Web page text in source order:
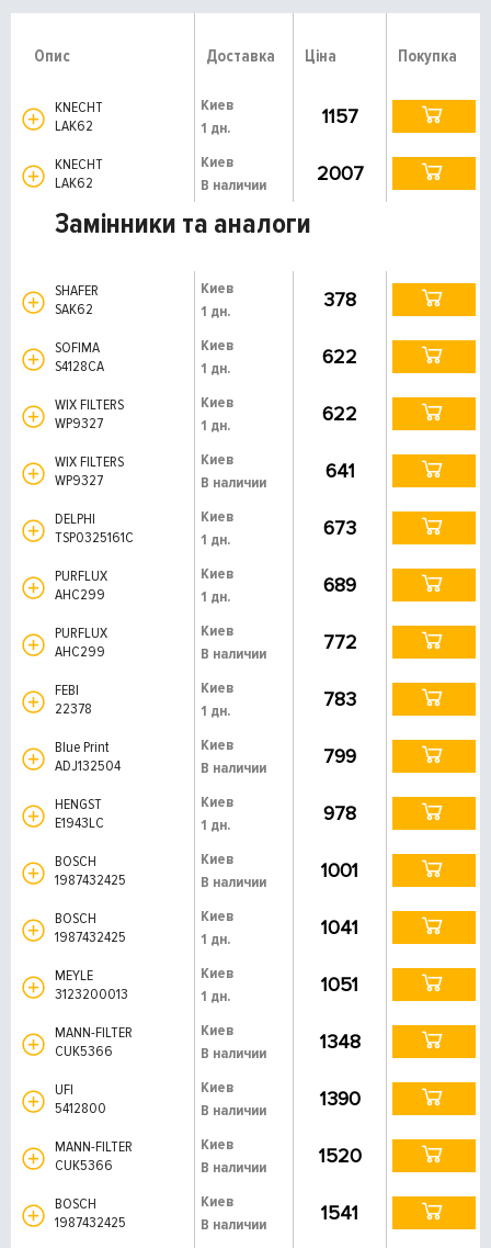
Опис Доставка Ціна Покупка
KNECHT
LAK62
Киев
1 дн.
1157
KNECHT
LAK62
Киев
В наличии
2007
Замінники та аналоги
SHAFER
SAK62
Киев
1 дн.
378
SOFIMA
S4128CA
Киев
1 дн.
622
WIX FILTERS
WP9327
Киев
1 дн.
622
WIX FILTERS
WP9327
Киев
В наличии
641
DELPHI
TSP0325161C
Киев
1 дн.
673
PURFLUX
AHC299
Киев
1 дн.
689
PURFLUX
AHC299
Киев
В наличии
772
FEBI
22378
Киев
1 дн.
783
Blue Print
ADJ132504
Киев
В наличии
799
HENGST
E1943LC
Киев
1 дн.
978
BOSCH
1987432425
Киев
В наличии
1001
BOSCH
1987432425
Киев
1 дн.
1041
MEYLE
3123200013
Киев
1 дн.
1051
MANN-FILTER
CUK5366
Киев
В наличии
1348
UFI
5412800
Киев
В наличии
1390
MANN-FILTER
CUK5366
Киев
В наличии
1520
BOSCH
1987432425
Киев
В наличии
1541